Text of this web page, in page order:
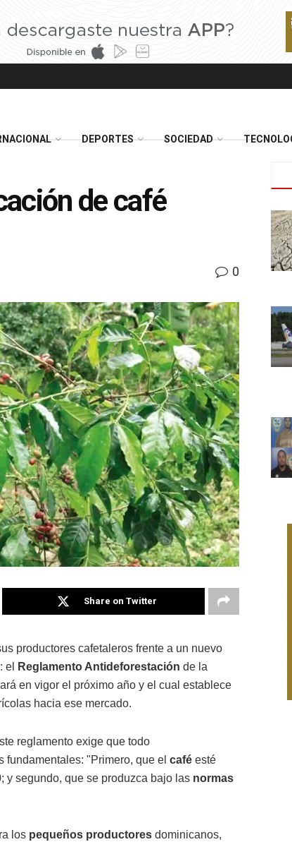
DEPORTES SOCIEDAD
de café
0
Share on Twitter
productores cafetaleros frente a un nuevo
el
Reglamento Antideforestación de la
en vigor el próximo año y el cual establece
hacia ese mercado.
reglamento exige que todo
"Primero, que el café esté
y segundo, que se produzca bajo las normas
los pequeños productores dominicanos,